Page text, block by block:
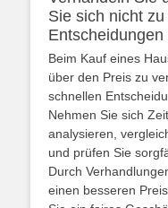
Sie sich nicht
Entscheidungen
Beim Kauf eines
über den Preis zu
schnellen
Nehmen Sie sich
analysieren,
und prüfen Sie
Durch
einen besseren